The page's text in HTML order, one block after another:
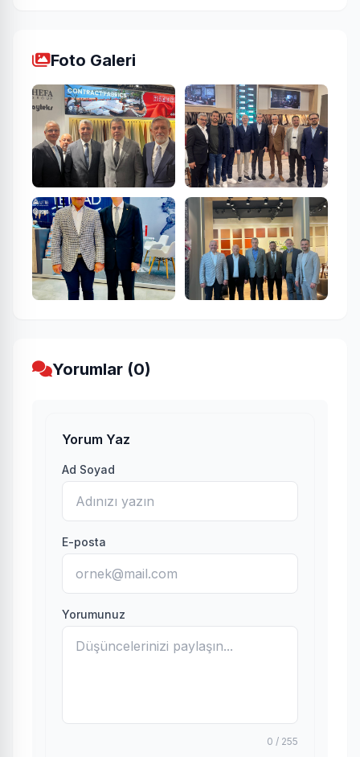
Foto Galeri
Yorumlar (0)
Yorum Yaz
Ad Soyad
E-posta
Yorumunuz
0 / 255